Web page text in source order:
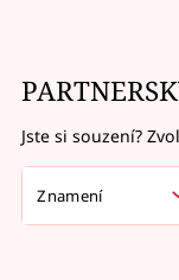
Jste si souzení?